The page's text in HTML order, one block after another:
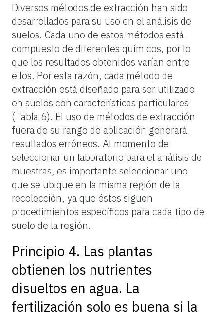
Diversos métodos de extracción han sido
desarrollados para su uso en el análisis de
suelos. Cada uno de estos métodos está
compuesto de diferentes químicos, por lo
que los resultados obtenidos varían entre
ellos. Por esta razón, cada método de
extracción está diseñado para ser utilizado
en suelos con características particulares
(Tabla 6). El uso de métodos de extracción
fuera de su rango de aplicación generará
resultados erróneos. Al momento de
seleccionar un laboratorio para el análisis de
muestras, es importante seleccionar uno
que se ubique en la misma región de la
recolección, ya que éstos siguen
procedimientos específicos para cada tipo de
suelo de la región.
Principio 4. Las plantas
obtienen los nutrientes
disueltos en agua. La
fertilización solo es buena si la